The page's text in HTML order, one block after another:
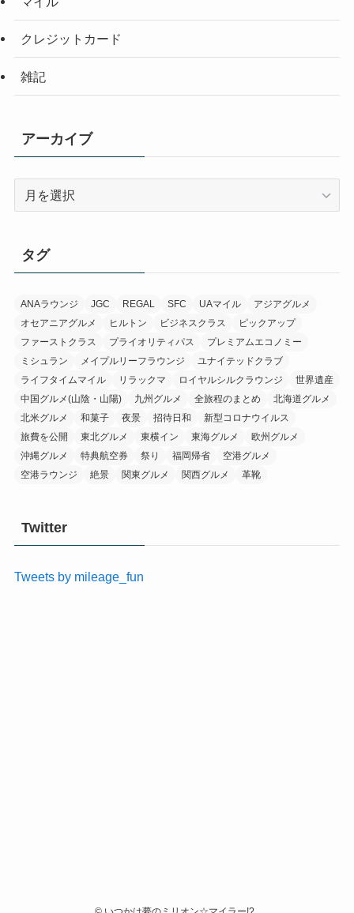
クレジットカード
雑記
アーカイブ
ブ
タグ
ANAラウンジ JGC REGAL SFC UAマイル
アジアグルメ
オセアニアグルメ
ヒルトン ビジネスクラス
ピックアップ
ファーストクラス
プライオリティパス
プレミアムエコノミー
ミシュラン
メイプルリーフラウンジ
ユナイテッドクラブ
ライフタイムマイル
リラックマ ロイヤルシルクラウンジ
世界遺産
中国グルメ(山陰・山陽)
九州グルメ 全旅程のまとめ
北海道グルメ
北米グルメ
和菓子 夜景 招待日和
新型コロナウイルス
旅費を公開
東北グルメ 東横イン 東海グルメ
欧州グルメ
沖縄グルメ
特典航空券 祭り 福岡帰省
空港グルメ
空港ラウンジ
絶景 関東グルメ 関西グルメ 革靴
Twitter
Tweets by mileage_fun